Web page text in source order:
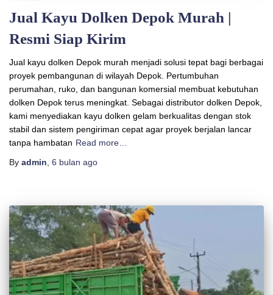
Jual Kayu Dolken Depok Murah |
Resmi Siap Kirim
Jual kayu dolken Depok murah menjadi solusi tepat bagi berbagai
proyek pembangunan di wilayah Depok. Pertumbuhan
perumahan, ruko, dan bangunan komersial membuat kebutuhan
dolken Depok terus meningkat. Sebagai distributor dolken Depok,
kami menyediakan kayu dolken gelam berkualitas dengan stok
stabil dan sistem pengiriman cepat agar proyek berjalan lancar
tanpa hambatan Read more…
By admin 6 bulan ago